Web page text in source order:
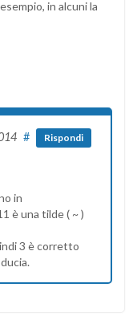
in alcuni la
# Rispondi
in
è una tilde ( ~ )
3 è corretto